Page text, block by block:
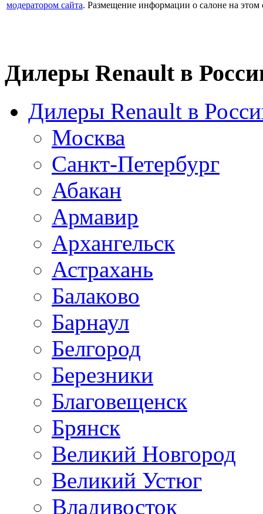
модератором сайта. Размещение информации о салоне на этом
Дилеры Renault в
Дилеры Renault в
Москва
Санкт-Петербург
Абакан
Армавир
Архангельск
Астрахань
Балаково
Барнаул
Белгород
Березники
Благовещенск
Брянск
Великий Новгород
Великий Устюг
Владивосток